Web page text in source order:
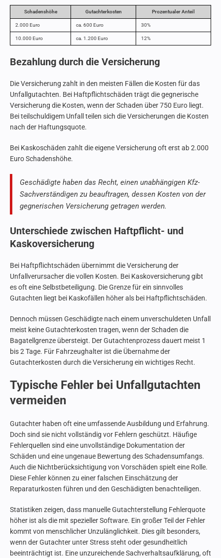
Schadenshöhe Gutachterkosten Prozentualer Anteil
2.000 Euro ca. 600 Euro 30%
10.000 Euro ca. 1.200 Euro 12%
Bezahlung durch die Versicherung
Die Versicherung zahlt in den meisten Fällen die Kosten für das
Unfallgutachten. Bei Haftpflichtschäden trägt die gegnerische
Versicherung die Kosten, wenn der Schaden über 750 Euro liegt.
Bei teilschuldigem Unfall teilen sich die Versicherungen die Kosten
nach der Haftungsquote.
Bei Kaskoschäden zahlt die eigene Versicherung oft erst ab 2.000
Euro Schadenshöhe.
Geschädigte haben das Recht, einen unabhängigen Kfz-
Sachverständigen zu beauftragen, dessen Kosten von der
gegnerischen Versicherung getragen werden.
Unterschiede zwischen Haftpflicht- und
Kaskoversicherung
Bei Haftpflichtschäden übernimmt die Versicherung der
Unfallverursacher die vollen Kosten. Bei Kaskoversicherung gibt
es oft eine Selbstbeteiligung. Die Grenze für ein sinnvolles
Gutachten liegt bei Kaskofällen höher als bei Haftpflichtschäden.
Dennoch müssen Geschädigte nach einem unverschuldeten Unfall
meist keine Gutachterkosten tragen, wenn der Schaden die
Bagatellgrenze übersteigt. Der Gutachtenprozess dauert meist 1
bis 2 Tage. Für Fahrzeughalter ist die Übernahme der
Gutachterkosten durch die Versicherung ein wichtiges Recht.
Typische Fehler bei Unfallgutachten
vermeiden
Gutachter haben oft eine umfassende Ausbildung und Erfahrung.
Doch sind sie nicht vollständig vor Fehlern geschützt. Häufige
Fehlerquellen sind eine unvollständige Dokumentation der
Schäden und eine ungenaue Bewertung des Schadensumfangs.
Auch die Nichtberücksichtigung von Vorschäden spielt eine Rolle.
Diese Fehler können zu einer falschen Einschätzung der
Reparaturkosten führen und den Geschädigten benachteiligen.
Statistiken zeigen, dass manuelle Gutachterstellung Fehlerquote
höher ist als die mit spezieller Software. Ein großer Teil der Fehler
kommt von menschlicher Unzulänglichkeit. Dies gilt besonders,
wenn der Gutachter unter Stress steht oder gesundheitlich
beeinträchtigt ist. Eine unzureichende Sachverhaltsaufklärung, oft